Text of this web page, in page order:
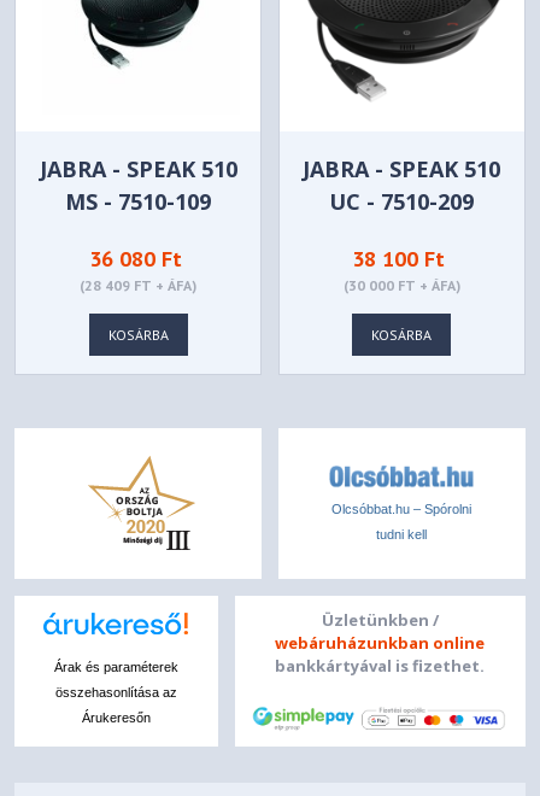
JABRA - SPEAK 510
MS - 7510-109
36 080 Ft
(28 409 FT + ÁFA)
KOSÁRBA
JABRA - SPEAK 510
UC - 7510-209
38 100 Ft
(30 000 FT + ÁFA)
KOSÁRBA
Olcsóbbat.hu – Spórolni
tudni kell
Árak és paraméterek
összehasonlítása az
Árukeresőn
Üzletünkben /
webáruházunkban online
bankkártyával is fizethet.